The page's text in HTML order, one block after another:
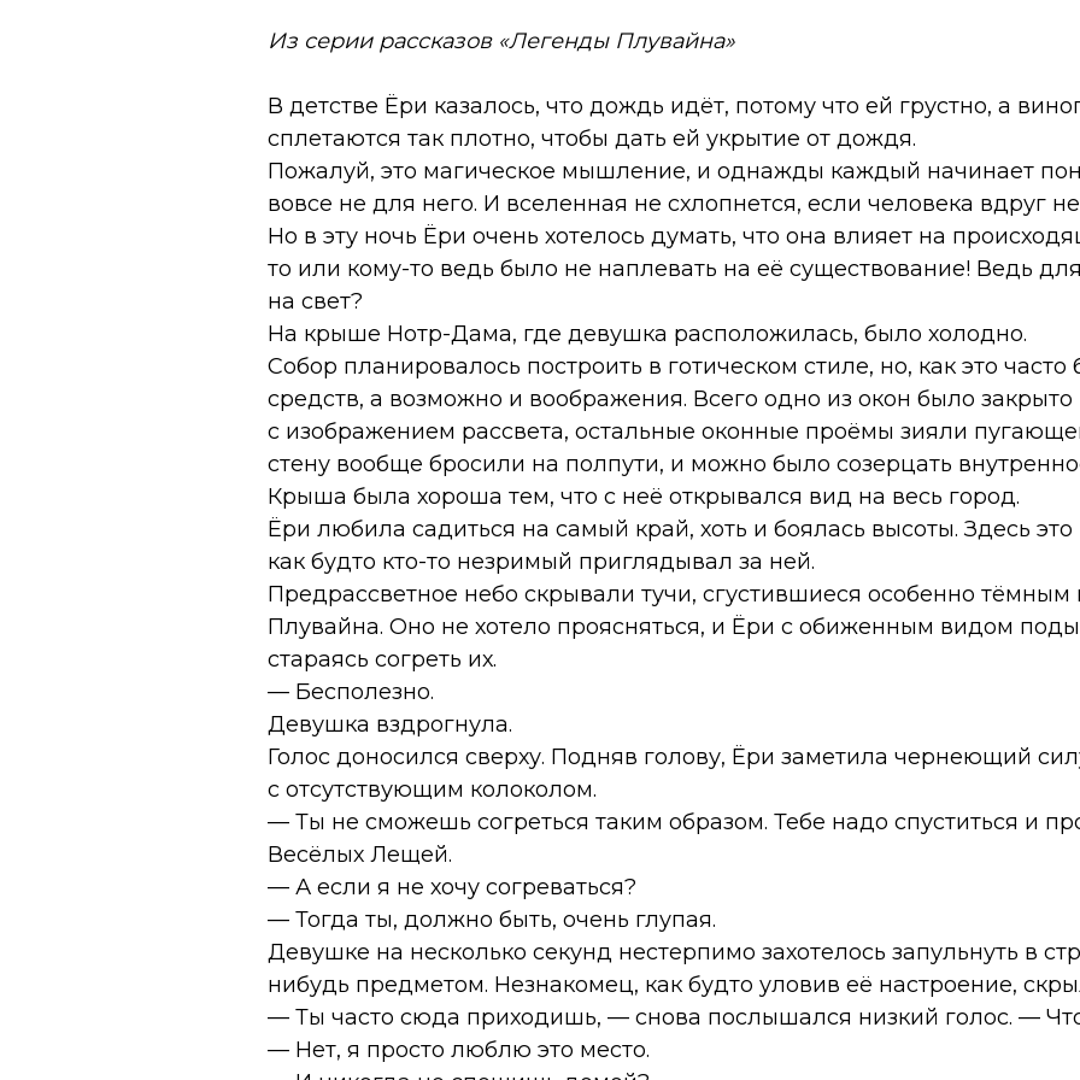
Из серии рассказов «Легенды Плувайна»
В детстве Ёри казалось, что дождь идёт, потому что ей грустно, а
сплетаются так плотно, чтобы дать ей укрытие от дождя.
Пожалуй, это магическое мышление, и однажды каждый начинает
вовсе не для него. И вселенная не схлопнется, если человека вдруг не
Но в эту ночь Ёри очень хотелось думать, что она влияет на
то или кому-то ведь было не наплевать на её существование! Ведь
на свет?
На крыше Нотр-Дама, где девушка расположилась, было холодно.
Собор планировалось построить в готическом стиле, но, как это часто
средств, а возможно и воображения. Всего одно из окон было
с изображением рассвета, остальные оконные проёмы зияли
стену вообще бросили на полпути, и можно было созерцать
Крыша была хороша тем, что с неё открывался вид на весь город.
Ёри любила садиться на самый край, хоть и боялась высоты. Здесь
как будто кто-то незримый приглядывал за ней.
Предрассветное небо скрывали тучи, сгустившиеся особенно
Плувайна. Оно не хотело проясняться, и Ёри с обиженным видом
стараясь согреть их.
— Бесполезно.
Девушка вздрогнула.
Голос доносился сверху. Подняв голову, Ёри заметила чернеющий
с отсутствующим колоколом.
— Ты не сможешь согреться таким образом. Тебе надо спуститься и
Весёлых Лещей.
— А если я не хочу согреваться?
— Тогда ты, должно быть, очень глупая.
Девушке на несколько секунд нестерпимо захотелось запульнуть в
нибудь предметом. Незнакомец, как будто уловив её настроение,
— Ты часто сюда приходишь, — снова послышался низкий голос. —
— Нет, я просто люблю это место.